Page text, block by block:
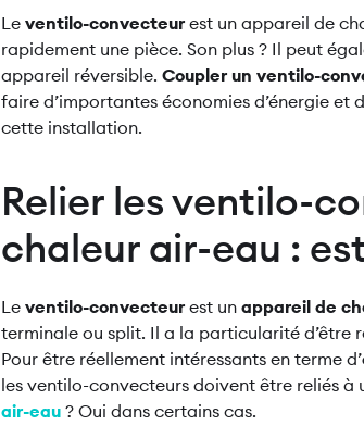
Le ventilo-convecteur est un appareil de
rapidement une pièce. Son plus ? Il peut
appareil réversible. Coupler un ventilo-
faire d’importantes économies d’énergie et
cette installation.
Relier les ventilo-
chaleur air-eau :
Le ventilo-convecteur est un appareil de
terminale ou split. Il a la particularité d’être
Pour être réellement intéressants en terme d’
les ventilo-convecteurs doivent être reliés à
air-eau ? Oui dans certains cas.